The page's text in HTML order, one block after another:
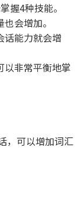
握4种技能。
会增加。
话能力就会增
以非常平衡地掌
，可以增加词汇